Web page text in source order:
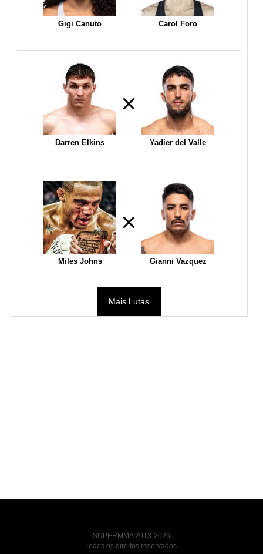
Gigi Canuto Carol Foro
Darren Elkins Yadier del Valle
Miles Johns Gianni Vazquez
Mais Lutas
SUPERMMA 2013-2026
Todos os direitos reservados.